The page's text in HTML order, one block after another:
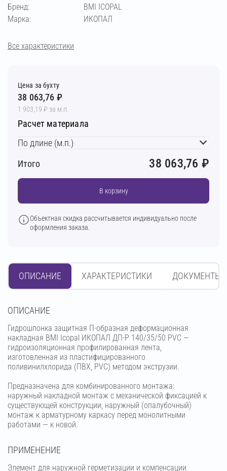
Бренд:
BMI ICOPAL
Марка:
ИКОПАЛ
Все характеристики
Цена за бухту
38 063,76 ₽
1 903,19 ₽ за м.п.
Расчет материала
По длине (м.п.)
Итого
38 063,76 ₽
В корзину
Объектная скидка рассчитывается индивидуально после
оформления заказа.
ОПИСАНИЕ ХАРАКТЕРИСТИКИ ДОКУМЕНТЫ
OПИСАНИЕ
Гидрошпонка защитная П-образная деформационная
накладная BMI Icopal ИКОПАЛ ДП-Р 140/35/50 PVC —
гидроизоляционная профилированная лента,
изготовленная из пластифицированного
поливинилхлорида (ПВХ, PVC) методом экструзии.
Предназначена для комбинированного монтажа:
наружный накладной монтаж с механической фиксацией к
существующей конструкции, наружный (опалубочный)
монтаж к арматурному каркасу перед монолитными
работами — к новой.
ПРИМЕНЕНИЕ
Элемент для наружной герметизации и компенсации